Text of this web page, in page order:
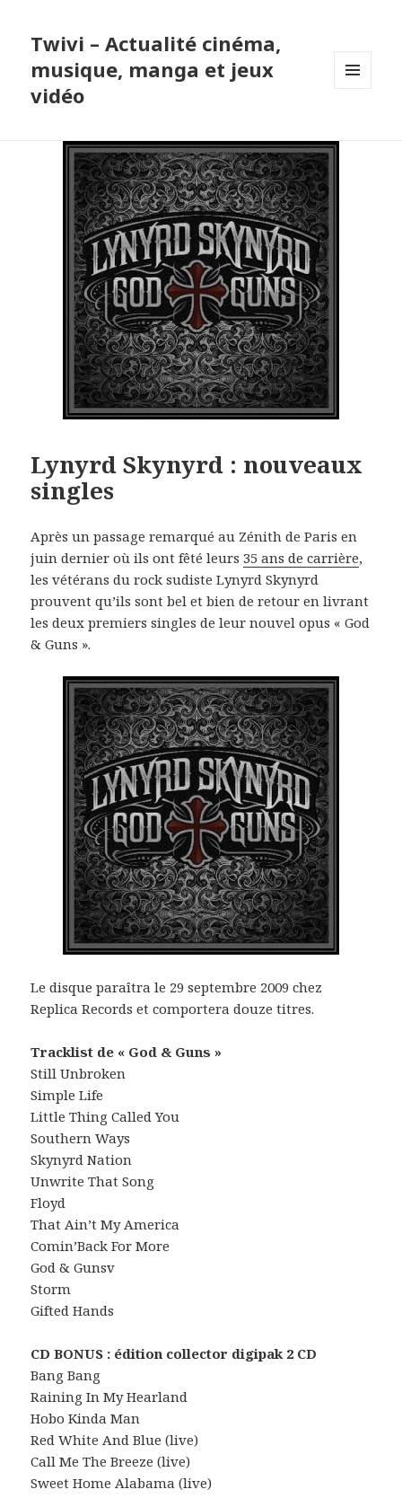
Twivi – Actualité cinéma,
musique, manga et jeux
vidéo
Lynyrd Skynyrd : nouveaux
singles
Après un passage remarqué au Zénith de Paris en
juin dernier où ils ont fêté leurs35 ans de carrière,
les vétérans du rock sudiste Lynyrd Skynyrd
prouvent qu’ils sont bel et bien de retour en livrant
les deux premiers singles de leur nouvel opus « God
& Guns ».
Le disque paraîtra le 29 septembre 2009 chez
Replica Records et comportera douze titres.
Tracklist de « God & Guns »
Still Unbroken
Simple Life
Little Thing Called You
Southern Ways
Skynyrd Nation
Unwrite That Song
Floyd
That Ain’t My America
Comin’Back For More
God & Gunsv
Storm
Gifted Hands
CD BONUS : édition collector digipak 2 CD
Bang Bang
Raining In My Hearland
Hobo Kinda Man
Red White And Blue (live)
Call Me The Breeze (live)
Sweet Home Alabama (live)